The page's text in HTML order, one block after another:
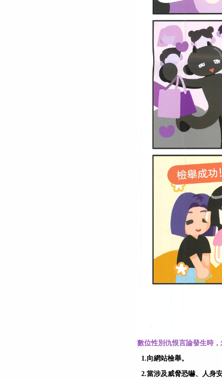
數位性別仇恨言論發生時
1.向網站檢舉。
2.當涉及威脅恐嚇、人身